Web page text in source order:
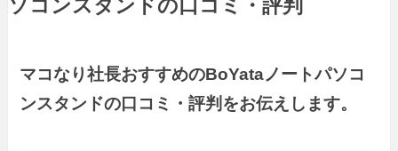
ソコンスタンドの口コミ・評判
マコなり社長おすすめのBoYataノートパソコ
ンスタンドの口コミ・評判をお伝えします。